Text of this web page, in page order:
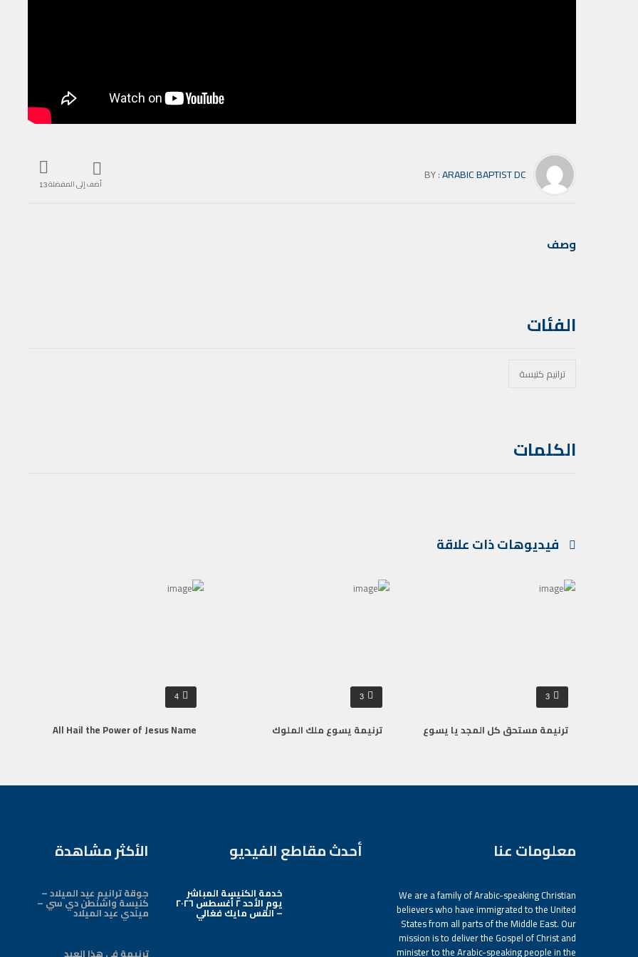
أضف إلى المفضلة13
BY :ARABIC BAPTIST DC
وصف
الفئات
ترانيم كنيسة
الكلمات
فيديوهات ذات علاقة
3
ترنيمة مستحق كل المجد يا يسوع
3
ترنيمة يسوع ملك الملوك
4
All Hail the Power of Jesus Name
معلومات عنا
We are a family of Arabic-speaking Christian
believers who have immigrated to the United
States from all parts of the Middle East. Our
mission is to deliver the Gospel of Christ and
minister to the Arabic-speaking people in the
أحدث مقاطع الفيديو
خدمة الكنيسة المباشر
يوم الأحد ٢ أغسطس ٢٠٢٦
– القس مايك فغالي
الأكثر مشاهدة
جوقة ترانيم عيد الميلاد –
كنيسة واشنطن دي سي –
ميلدي عيد الميلاد
ترنيمة في هذا العيد